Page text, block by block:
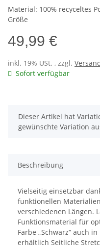
Material: 100% recyceltes
Größe
49,99 €
inkl. 19% USt. , zzgl.
Sofort verfügbar
x
Dieser Artikel hat
gewünschte Variation
Beschreibung
Vielseitig einsetzbar
funktionellen
verschiedenen Längen.
Funktionsmaterial für
Farbe „Schwarz“ auch
erhältlich Seitliche